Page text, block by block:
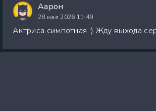
Аарон
28 мая 2026 11:49
Актриса симпотная :) Жду выхода